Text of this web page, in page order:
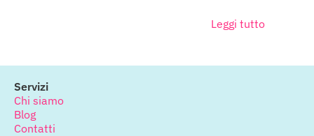
Leggi tutto
Servizi
Chi siamo
Blog
Contatti